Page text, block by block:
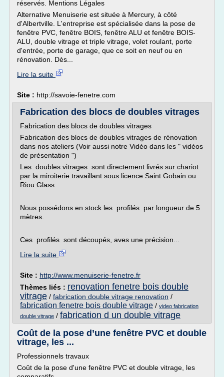
réservés. Mentions Légales
Alternative Menuiserie est située à Mercury, à côté
d'Albertville. L'entreprise est spécialisée dans la pose de
fenêtre PVC, fenêtre BOIS, fenêtre ALU et fenêtre BOIS-
ALU, double vitrage et triple vitrage, volet roulant, porte
d'entrée, porte de garage, que ce soit en neuf ou en
rénovation. Dès...
Lire la suite
Site : http://savoie-fenetre.com
Fabrication des blocs de doubles vitrages
Fabrication des blocs de doubles vitrages
Fabrication des blocs de doubles vitrages de rénovation
dans nos ateliers (Voir aussi notre Vidéo dans les " vidéos
de présentation ")
Les doubles vitrages sont directement livrés sur chariot
par la miroiterie travaillant sous licence Saint Gobain ou
Riou Glass.
Nous possédons en stock les profilés par longueur de 5
mètres.
Ces profilés sont découpés, aves une précision...
Lire la suite
Site : http://www.menuiserie-fenetre.fr
Thèmes liés : renovation fenetre bois double
vitrage / fabrication double vitrage renovation /
fabrication fenetre bois double vitrage / video fabrication
double vitrage / fabrication d un double vitrage
Coût de la pose d’une fenêtre PVC et double
vitrage, les ...
Professionnels travaux
Coût de la pose d'une fenêtre PVC et double vitrage, les